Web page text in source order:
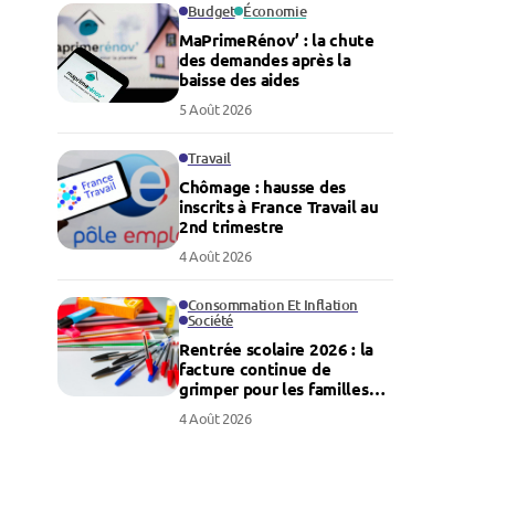
Budget Économie
MaPrimeRénov’ : la chute
des demandes après la
baisse des aides
5 Août 2026
Travail
Chômage : hausse des
inscrits à France Travail au
2nd trimestre
4 Août 2026
Consommation Et Inflation
Société
Rentrée scolaire 2026 : la
facture continue de
grimper pour les familles
françaises
4 Août 2026